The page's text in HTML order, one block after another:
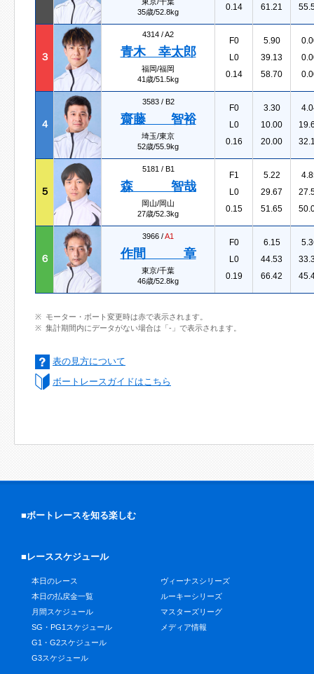
35歳/52.8kg
0.14
61.21
３
4314 /A2
青木 幸太郎
福岡/福岡
41歳/51.5kg
F0
L0
0.14
5.90
39.13
58.70
４
3583 / B2
齋藤 智裕
埼玉/東京
52歳/55.9kg
F0
L0
0.16
3.30
10.00
20.00
５
5181 / B1
森 智哉
岡山/岡山
27歳/52.3kg
F1
L0
0.15
5.22
29.67
51.65
６
3966 /A1
作間 章
東京/千葉
46歳/52.8kg
F0
L0
0.19
6.15
44.53
66.42
モーター・ボート変更時は赤で表示されます。
集計期間内にデータがない場合は「-」で表示されます。
表の見方について
ボートレースガイドはこちら
■ボートレースを知る楽しむ
■レーススケジュール
本日のレース
本日の払戻金一覧
月間スケジュール
SG・PG1スケジュール
G1・G2スケジュール
G3スケジュール
ヴィーナスシリーズ
ルーキーシリーズ
マスターズリーグ
メディア情報